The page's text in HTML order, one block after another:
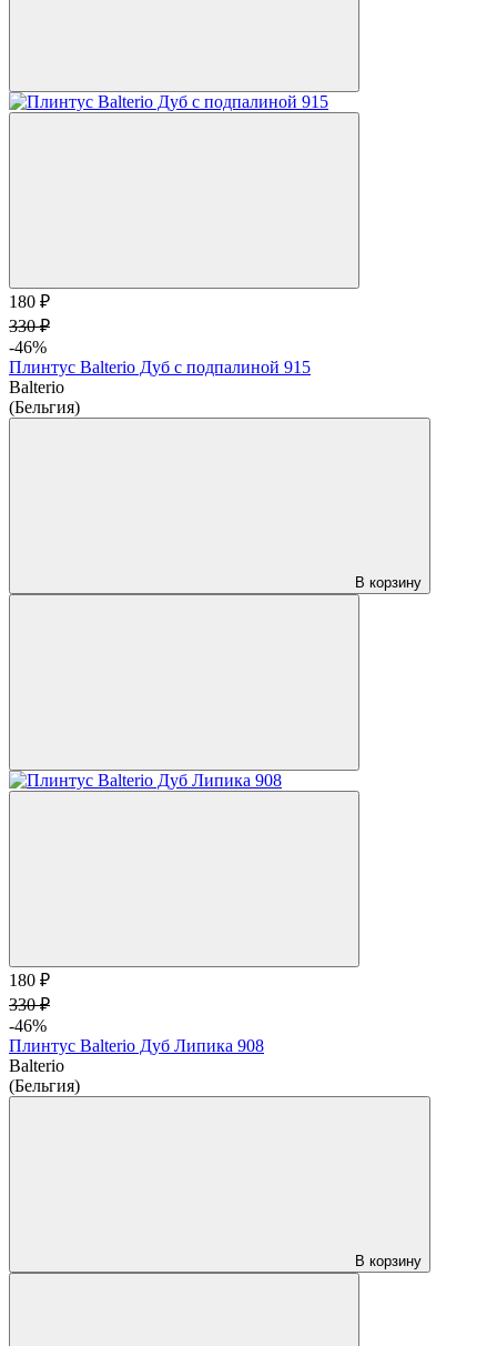
180 ₽
330 ₽
-46%
Плинтус Balterio Дуб с подпалиной 915
Balterio
(Бельгия)
В корзину
180 ₽
330 ₽
-46%
Плинтус Balterio Дуб Липика 908
Balterio
(Бельгия)
В корзину